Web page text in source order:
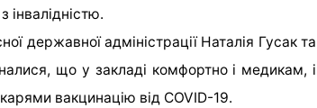
державної адміністрації Наталія Гусак та
що у закладі комфортно і медикам, і
вакцинацію від COVID-19.